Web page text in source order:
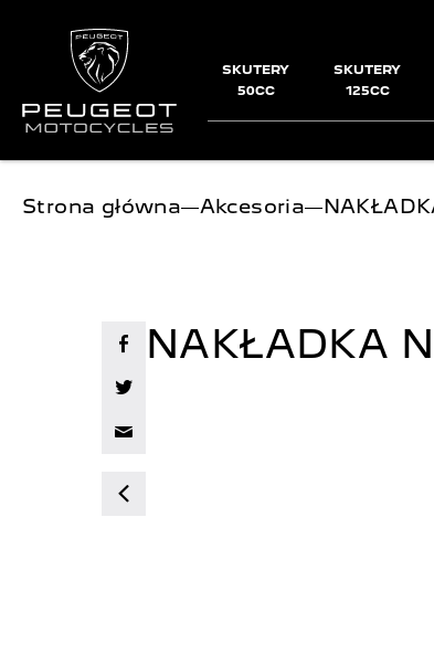
SKUTERY
50CC
SKUTERY
125CC
Jesteś tutaj:
Strona główna―Akcesoria―
NAKŁADKA